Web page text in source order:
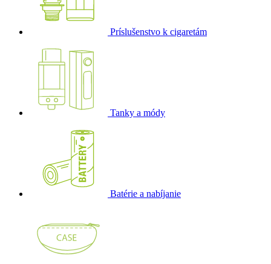
Príslušenstvo k cigaretám
Tanky a módy
Batérie a nabíjanie